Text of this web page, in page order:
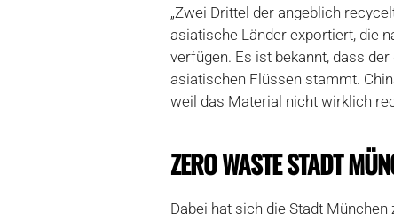
„Zwei Drittel der angeblich
asiatische Länder exportiert, die
verfügen. Es ist bekannt, dass
asiatischen Flüssen stammt.
weil das Material nicht wirklich
ZERO WASTE STADT
Dabei hat sich die Stadt München